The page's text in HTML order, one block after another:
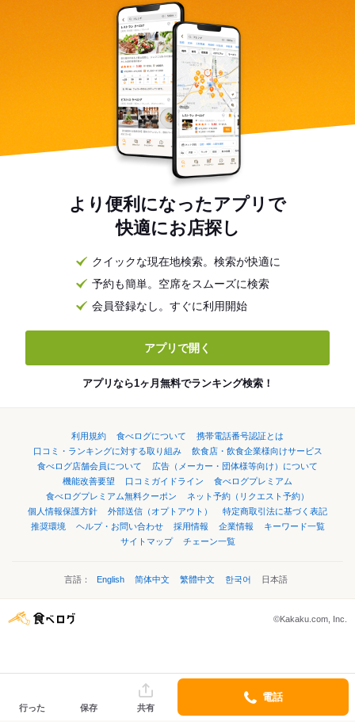
より便利になったアプリで
快適にお店探し
クイックな現在地検索。検索が快適に
予約も簡単。空席をスムーズに検索
会員登録なし。すぐに利用開始
アプリで開く
アプリなら1ヶ月無料でランキング検索！
利用規約 食べログについて
携帯電話番号認証とは
口コミ・ランキングに対する取り組み
飲食店・飲食企業様向けサービス
食べログ店舗会員について
広告（メーカー・団体様等向け）について
機能改善要望
口コミガイドライン
食べログプレミアム
食べログプレミアム無料クーポン
ネット予約（リクエスト予約）
個人情報保護方針
外部送信（オプトアウト）
特定商取引法に基づく表記
推奨環境
ヘルプ・お問い合わせ 採用情報 企業情報
キーワード一覧
サイトマップ
チェーン一覧
言語： English 简体中文 繁體中文 한국어 日本語
©Kakaku.com, Inc.
行った 保存 共有
電話